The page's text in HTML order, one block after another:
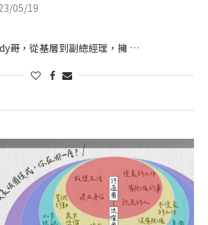
05/19
哥，從基層到副總經理，擁 …